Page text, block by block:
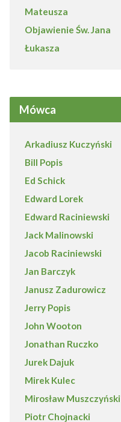
Mateusza
Objawienie Św. Jana
Łukasza
Mówca
Arkadiusz Kuczyński
Bill Popis
Ed Schick
Edward Lorek
Edward Raciniewski
Jack Malinowski
Jacob Raciniewski
Jan Barczyk
Janusz Zadurowicz
Jerry Popis
John Wooton
Jonathan Ruczko
Jurek Dajuk
Mirek Kulec
Mirosław Muszczyński
Piotr Chojnacki